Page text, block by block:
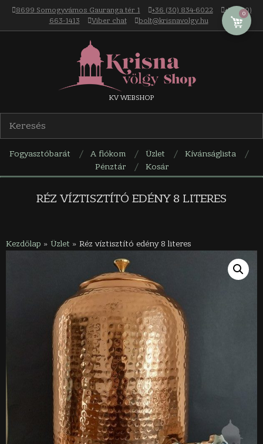
Skip
content
8699 Somogyvámos Gauranga tér 1 +36 (30) 834-6022
+36 (30)
663-1413
Viber chat bolt@krisnavolgy.hu
Krisna-
völgy
webáruház
KV WEBSHOP
Fogyasztóbarát A fiókom Üzlet
Kívánságlista
Pénztár
Kosár
RÉZ VÍZTISZTÍTÓ EDÉNY 8 LITERES
Kezdőlap » Üzlet » Réz víztisztító edény 8 literes
0